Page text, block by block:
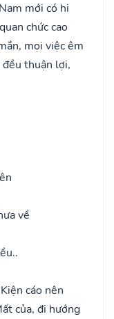
mới có hi
chức cao
mọi việc êm
thuận lợi,
về
cáo nên
của, đi hướng